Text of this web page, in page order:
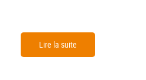
Lire la suite